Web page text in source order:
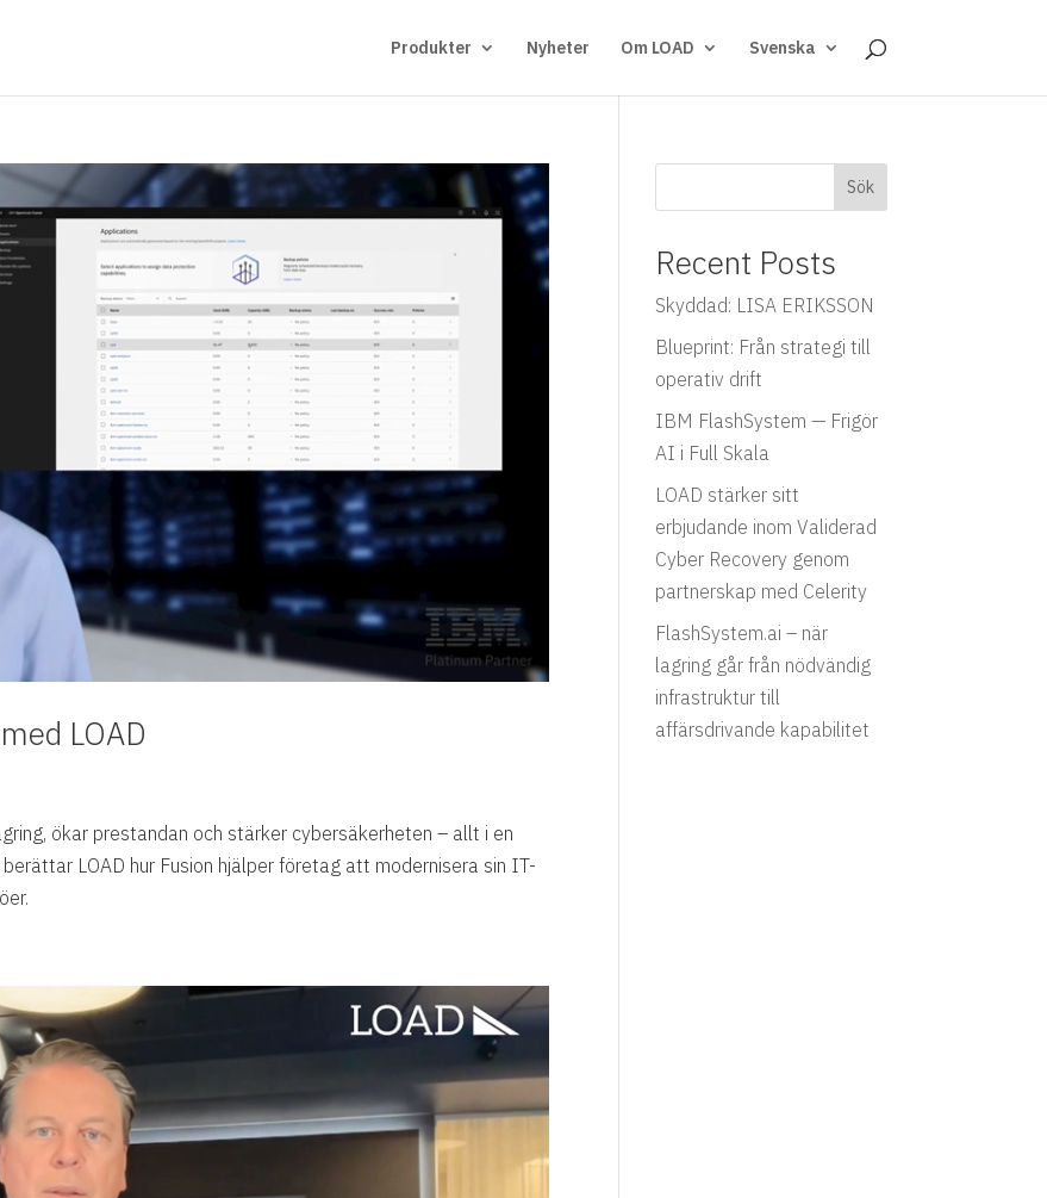
Produkter Nyheter Om LOAD Svenska
LOAD
ökar prestandan och stärker cybersäkerheten – allt i en
LOAD hur Fusion hjälper företag att modernisera sin IT-
Sök
Recent Posts
Skyddad: LISA ERIKSSON
Blueprint: Från strategi till
operativ drift
IBM FlashSystem — Frigör
AI i Full Skala
LOAD stärker sitt
erbjudande inom Validerad
Cyber Recovery genom
partnerskap med Celerity
FlashSystem.ai – när
lagring går från nödvändig
infrastruktur till
affärsdrivande kapabilitet